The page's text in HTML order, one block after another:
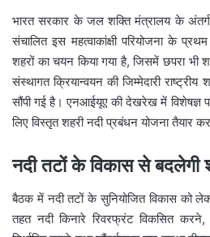
भारत सरकार के जल शक्ति मंत्रालय के अंतर्गत
संचालित इस महत्वाकांक्षी परियोजना के
शहरों का चयन किया गया है, जिसमें छपरा
संस्थागत क्रियान्वयन की जिम्मेदारी
सौंपी गई है। एनआईयूए की देखरेख में विशेषज्ञ
लिए विस्तृत शहरी नदी प्रबंधन योजना तैयार
नदी तटों के विकास से बदलेगी
बैठक में नदी तटों के सुनियोजित विकास को
तहत नदी किनारे रिवरफ्रंट विकसित करने,